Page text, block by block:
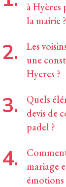
à Hyères
la mairie ?
Les
une
Hyeres ?
Quels
devis de
padel ?
mariage
émotions